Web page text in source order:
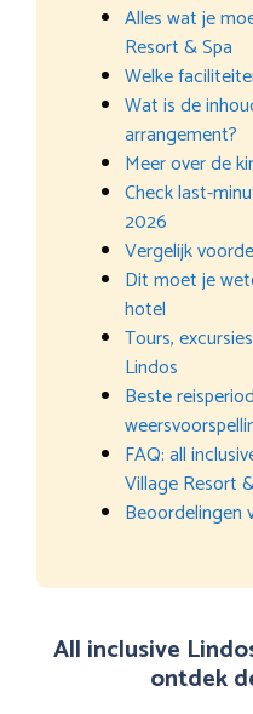
Alles wat je
Resort & Spa
Welke
Wat is de
arrangement?
Meer over de
Check last-
2026
Vergelijk
Dit moet je
hotel
Tours,
Lindos
Beste
FAQ: all
Village Resort
Beoordelingen
All inclusive
ontdek